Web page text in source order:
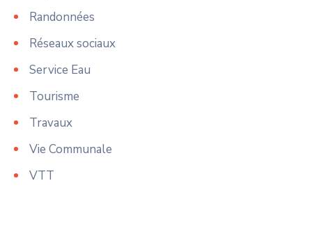
Randonnées
Réseaux sociaux
Service Eau
Tourisme
Travaux
Vie Communale
VTT